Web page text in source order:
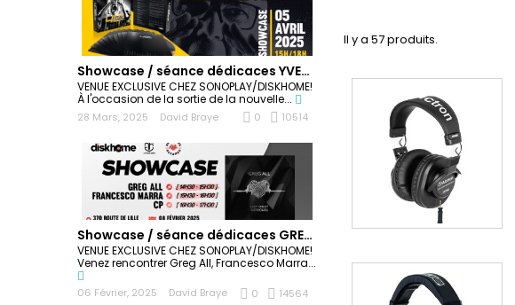
Showcase / séance dédicaces YVES DERUYTER
VENUE EXCLUSIVE CHEZ SONOPLAY/DISKHOME!
À l'occasion de la sortie de la nouvelle...
28 Mars, 2025 David Braye 10514
0
Showcase / séance dédicaces GREG ALL
VENUE EXCLUSIVE CHEZ SONOPLAY/DISKHOME!
Venez rencontrer Greg All, Francesco Marra...
06 Février, 2025 David Braye 14564
0
Il y a 57 produits.